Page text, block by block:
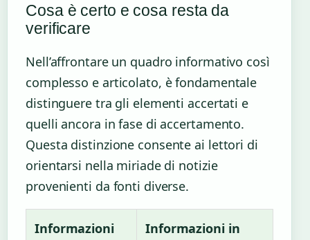
Cosa è certo e cosa resta da
verificare
Nell’affrontare un quadro informativo così
complesso e articolato, è fondamentale
distinguere tra gli elementi accertati e
quelli ancora in fase di accertamento.
Questa distinzione consente ai lettori di
orientarsi nella miriade di notizie
provenienti da fonti diverse.
Informazioni
Informazioni in